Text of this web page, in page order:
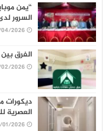
“يمن
السرور
2026
الفرق
02/2026
العصرية
01/2026